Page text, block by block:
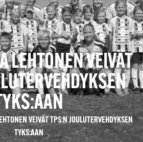
LEHTONEN VEIVÄT
VEIVÄT TPS:N JOULUTERVEHDYKSEN
TYKS:AAN